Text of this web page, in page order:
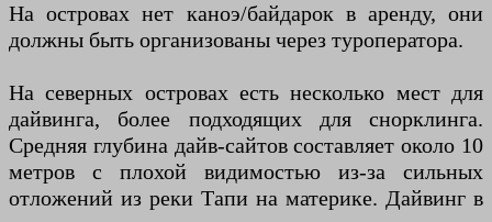
На островах нет каноэ/байдарок в аренду, они
должны быть организованы через туроператора.
На северных островах есть несколько мест для
дайвинга, более подходящих для снорклинга.
Средняя глубина дайв-сайтов составляет около 10
метров с плохой видимостью из-за сильных
отложений из реки Тапи на материке. Дайвинг в